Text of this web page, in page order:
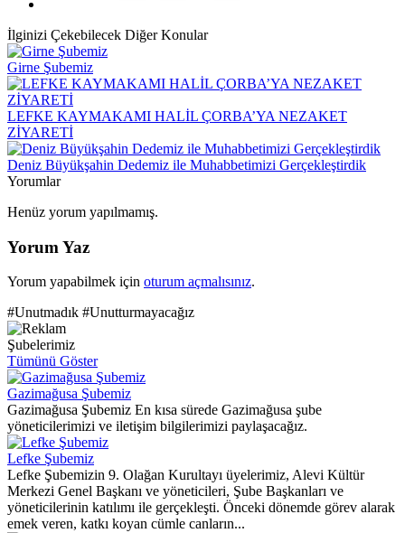
İlginizi Çekebilecek Diğer Konular
Girne Şubemiz
LEFKE KAYMAKAMI HALİL ÇORBA’YA NEZAKET
ZİYARETİ
Deniz Büyükşahin Dedemiz ile Muhabbetimizi Gerçekleştirdik
Yorumlar
Henüz yorum yapılmamış.
Yorum Yaz
Yorum yapabilmek için oturum açmalısınız.
#Unutmadık #Unutturmayacağız
Şubelerimiz
Tümünü Göster
Gazimağusa Şubemiz
Gazimağusa Şubemiz En kısa sürede Gazimağusa şube
yöneticilerimizi ve iletişim bilgilerimizi paylaşacağız.
Lefke Şubemiz
Lefke Şubemizin 9. Olağan Kurultayı üyelerimiz, Alevi Kültür
Merkezi Genel Başkanı ve yöneticileri, Şube Başkanları ve
yöneticilerinin katılımı ile gerçekleşti. Önceki dönemde görev alarak
emek veren, katkı koyan cümle canların...